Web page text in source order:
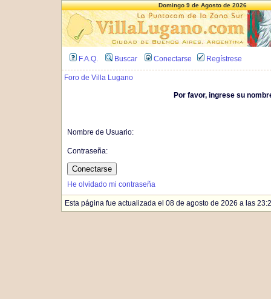
Domingo 9 de Agosto de 2026
F.A.Q. Buscar Conectarse Regístrese
Foro de Villa Lugano
Por favor, ingrese su
Nombre de Usuario:
Contraseña:
He olvidado mi contraseña
Esta página fue actualizada el 08 de agosto de 2026 a las